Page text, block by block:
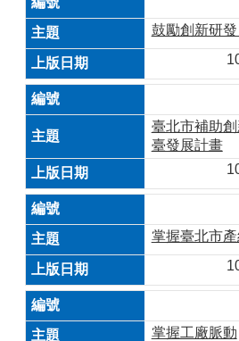
鼓勵創新研
臺北市補助
臺發展計畫
掌握臺北市
掌握工廠脈動